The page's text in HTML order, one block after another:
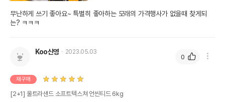
무난하게 쓰기 좋아요~ 특별히 좋아하는 모래의 가격행사가 없을때 찾게되
는? ㅋㅋㅋ
Koo신영 2023.05.03
재구매
[2+1] 울트라샌드 소프트텍스쳐 언씬티드 6kg
0